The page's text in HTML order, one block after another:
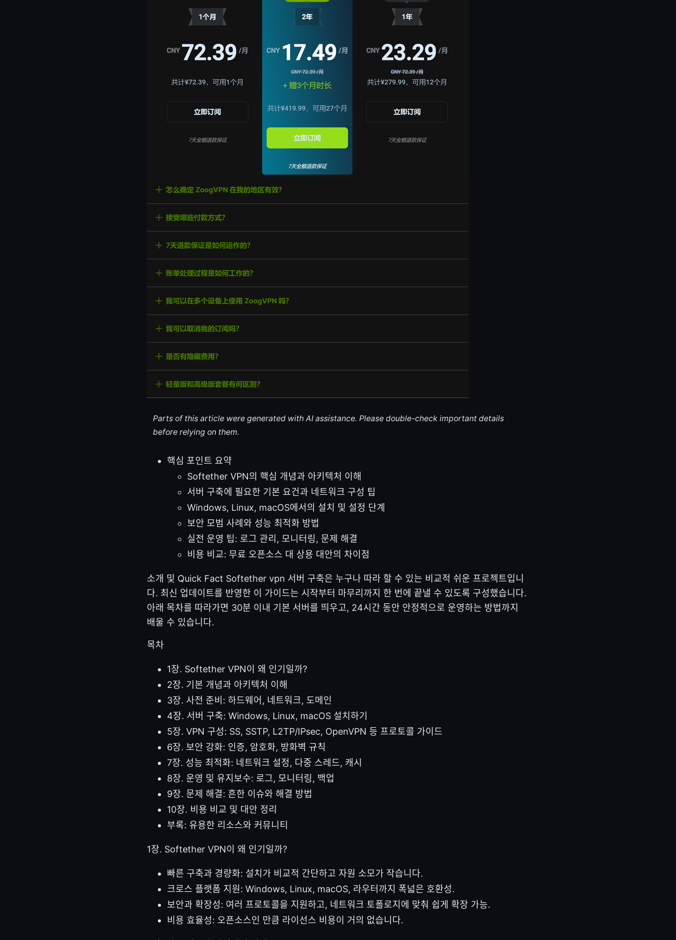
Parts of this article were generated with AI assistance. Please double-check important details
before relying on them.
핵심 포인트 요약
Softether VPN의 핵심 개념과 아키텍처 이해
서버 구축에 필요한 기본 요건과 네트워크 구성 팁
Windows, Linux, macOS에서의 설치 및 설정 단계
보안 모범 사례와 성능 최적화 방법
실전 운영 팁: 로그 관리, 모니터링, 문제 해결
비용 비교: 무료 오픈소스 대 상용 대안의 차이점
소개 및 Quick Fact Softether vpn 서버 구축은 누구나 따라 할 수 있는 비교적 쉬운 프로젝트입니
다. 최신 업데이트를 반영한 이 가이드는 시작부터 마무리까지 한 번에 끝낼 수 있도록 구성했습니다.
아래 목차를 따라가면 30분 이내 기본 서버를 띄우고, 24시간 동안 안정적으로 운영하는 방법까지
배울 수 있습니다.
목차
1장. Softether VPN이 왜 인기일까?
2장. 기본 개념과 아키텍처 이해
3장. 사전 준비: 하드웨어, 네트워크, 도메인
4장. 서버 구축: Windows, Linux, macOS 설치하기
5장. VPN 구성: SS, SSTP, L2TP/IPsec, OpenVPN 등 프로토콜 가이드
6장. 보안 강화: 인증, 암호화, 방화벽 규칙
7장. 성능 최적화: 네트워크 설정, 다중 스레드, 캐시
8장. 운영 및 유지보수: 로그, 모니터링, 백업
9장. 문제 해결: 흔한 이슈와 해결 방법
10장. 비용 비교 및 대안 정리
부록: 유용한 리소스와 커뮤니티
1장. Softether VPN이 왜 인기일까?
빠른 구축과 경량화: 설치가 비교적 간단하고 자원 소모가 작습니다.
크로스 플랫폼 지원: Windows, Linux, macOS, 라우터까지 폭넓은 호환성.
보안과 확장성: 여러 프로토콜을 지원하고, 네트워크 토폴로지에 맞춰 쉽게 확장 가능.
비용 효율성: 오픈소스인 만큼 라이선스 비용이 거의 없습니다.